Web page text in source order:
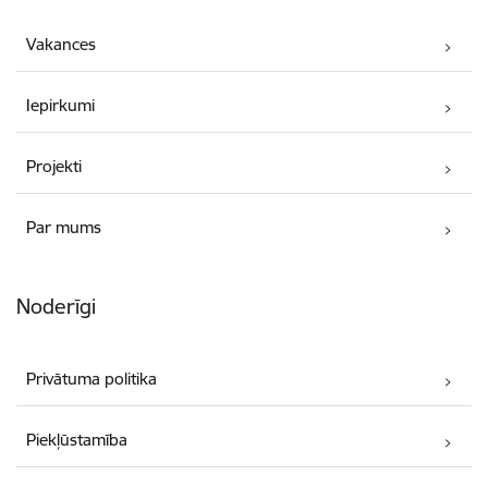
Vakances
Iepirkumi
Projekti
Par mums
Noderīgi
Privātuma politika
Piekļūstamība